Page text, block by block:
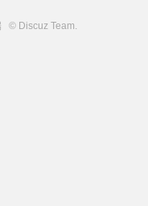
© Discuz Team.